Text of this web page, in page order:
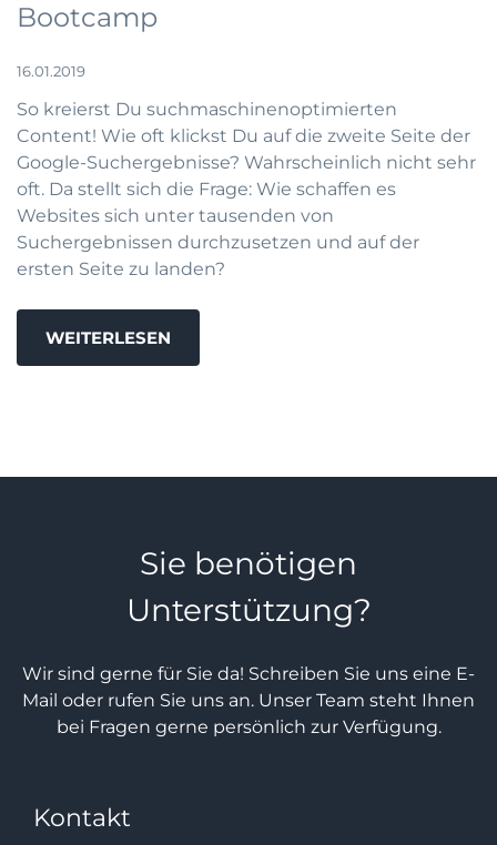
Bootcamp
16.01.2019
So kreierst Du suchmaschinenoptimierten
Content! Wie oft klickst Du auf die zweite Seite der
Google-Suchergebnisse? Wahrscheinlich nicht sehr
oft. Da stellt sich die Frage: Wie schaffen es
Websites sich unter tausenden von
Suchergebnissen durchzusetzen und auf der
ersten Seite zu landen?
WEITERLESEN
Sie benötigen
Unterstützung?
Wir sind gerne für Sie da! Schreiben Sie uns eine E-
Mail oder rufen Sie uns an. Unser Team steht Ihnen
bei Fragen gerne persönlich zur Verfügung.
Kontakt